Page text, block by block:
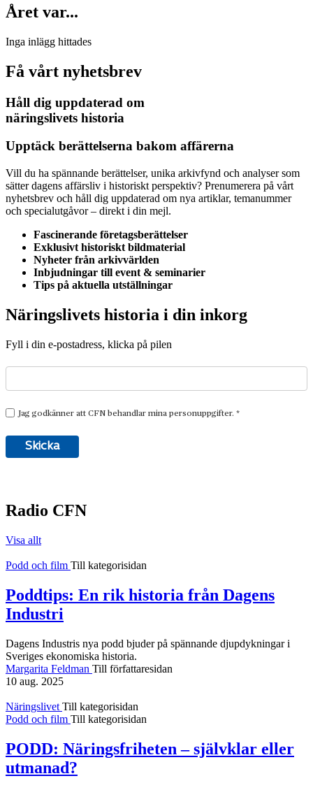
Året var...
Inga inlägg hittades
Få vårt nyhetsbrev
Håll dig uppdaterad om
näringslivets historia
Upptäck berättelserna bakom affärerna
Vill du ha spännande berättelser, unika arkivfynd och analyser som
sätter dagens affärsliv i historiskt perspektiv? Prenumerera på vårt
nyhetsbrev och håll dig uppdaterad om nya artiklar, temanummer
och specialutgåvor – direkt i din mejl.
Fascinerande företagsberättelser
Exklusivt historiskt bildmaterial
Nyheter från arkivvärlden
Inbjudningar till event & seminarier
Tips på aktuella utställningar
Näringslivets historia i din inkorg
Fyll i din e-postadress, klicka på pilen
Radio CFN
Visa allt
Podd och film Till kategorisidan
Poddtips: En rik historia från Dagens
Industri
Dagens Industris nya podd bjuder på spännande djupdykningar i
Sveriges ekonomiska historia.
Margarita Feldman Till författaresidan
10 aug. 2025
Näringslivet Till kategorisidan
Podd och film Till kategorisidan
PODD: Näringsfriheten – självklar eller
utmanad?